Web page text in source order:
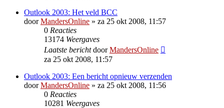
Outlook 2003: Het veld BCC
doorMandersOnline » za 25 okt 2008, 11:57
0 Reacties
13174 Weergaves
Laatste berichtdoorMandersOnline
za 25 okt 2008, 11:57
Outlook 2003: Een bericht opnieuw verzenden
doorMandersOnline » za 25 okt 2008, 11:56
0 Reacties
10281 Weergaves